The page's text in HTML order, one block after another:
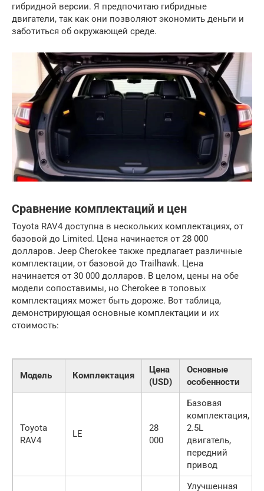
гибридной версии. Я предпочитаю гибридные
двигатели, так как они позволяют экономить деньги и
заботиться об окружающей среде.
Сравнение комплектаций и цен
Toyota RAV4 доступна в нескольких комплектациях, от
базовой до Limited. Цена начинается от 28 000
долларов. Jeep Cherokee также предлагает различные
комплектации, от базовой до Trailhawk. Цена
начинается от 30 000 долларов. В целом, цены на обе
модели сопоставимы, но Cherokee в топовых
комплектациях может быть дороже. Вот таблица,
демонстрирующая основные комплектации и их
стоимость:
Модель Комплектация
Цена
(USD)
Основные
особенности
Toyota
RAV4
LE
28
000
Базовая
комплектация,
2.5L
двигатель,
передний
привод
Улучшенная